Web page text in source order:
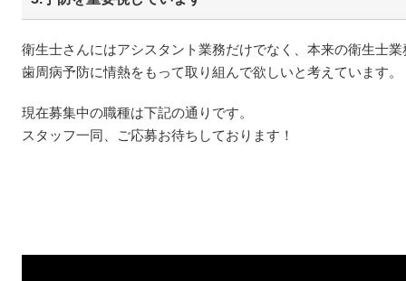
衛生士さんにはアシスタント業務だけでなく、本来の衛生士
歯周病予防に情熱をもって取り組んで欲しいと考えています。
現在募集中の職種は下記の通りです。
スタッフ一同、ご応募お待ちしております！